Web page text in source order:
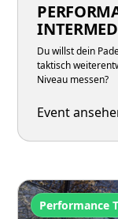
Du willst dein
taktisch
Niveau messen?
Event
Performance